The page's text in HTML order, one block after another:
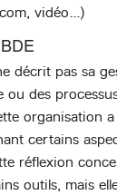
vidéo…)
décrit pas sa
ou des
organisation
certains
réflexion
outils, mais